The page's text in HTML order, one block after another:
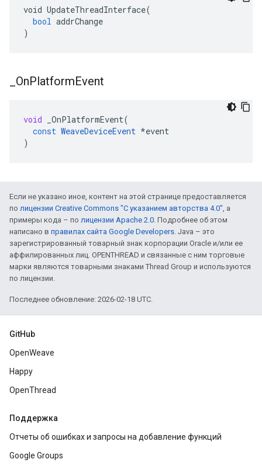
void UpdateThreadInterface(
bool addrChange
)
OnPlatformEvent
void _OnPlatformEvent(
const WeaveDeviceEvent *event
)
Если не указано иное, контент на этой странице предоставляется
по лицензии Creative Commons "С указанием авторства 4.0", а
примеры кода – по лицензии Apache 2.0. Подробнее об этом
написано в правилах сайта Google Developers. Java – это
зарегистрированный товарный знак корпорации Oracle и/или ее
аффилированных лиц. OPENTHREAD и связанные с ним торговые
марки являются товарными знаками Thread Group и используются
по лицензии.
Последнее обновление: 2026-02-18 UTC.
GitHub
OpenWeave
Happy
OpenThread
Поддержка
Отчеты об ошибках и запросы на добавление функций
Google Groups